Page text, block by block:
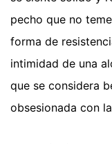
pecho que no
forma de
intimidad de una
que se considera
obsesionada con